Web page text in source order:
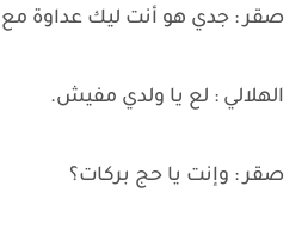
صقر : جدي هو أنت ليك عداوة
الهلالي : لع يا ولدي مفيش.
صقر : وإنت يا حج بركات؟